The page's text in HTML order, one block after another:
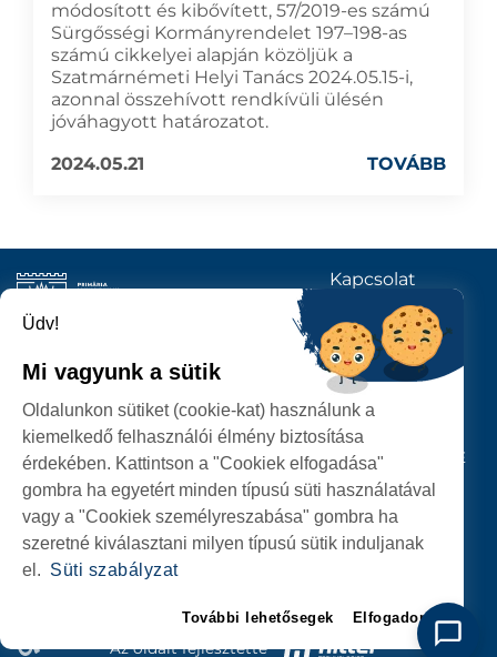
módosított és kibővített, 57/2019-es számú
Sürgősségi Kormányrendelet 197–198-as
számú cikkelyei alapján közöljük a
Szatmárnémeti Helyi Tanács 2024.05.15-i,
azonnal összehívott rendkívüli ülésén
jóváhagyott határozatot.
2024.05.21
TOVÁBB
SZEMÉLYES ADATOK VÉDELME
Az oldalt fejlesztette
SZATMÁRNÉMETI
POLGÁRMESTERI HIVATAL
P-ȚA 25 OCTOMBRIE, NR. 1 CORP M, 440026 SATU MARE
Kapcsolat
KÖVESSENEK
Üdv!
Mi vagyunk a sütik
Oldalunkon sütiket (cookie-kat) használunk a
kiemelkedő felhasználói élmény biztosítása
érdekében. Kattintson a "Cookiek elfogadása"
gombra ha egyetért minden típusú süti használatával
vagy a "Cookiek személyreszabása" gombra ha
szeretné kiválasztani milyen típusú sütik induljanak
el. Süti szabályzat
További lehetősegek Elfogadom